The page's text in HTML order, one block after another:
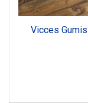
Vicces